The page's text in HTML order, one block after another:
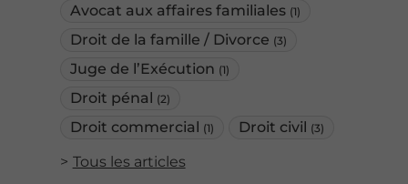
Avocat aux affaires familiales (1)
Droit de la famille / Divorce (3)
Juge de l’Exécution (1)
Droit pénal (2)
Droit commercial (1) Droit civil (3)
Tous les articles